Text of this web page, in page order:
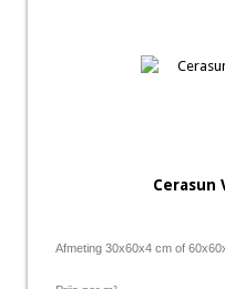
Cerasun
Afmeting 30x60x4 cm of